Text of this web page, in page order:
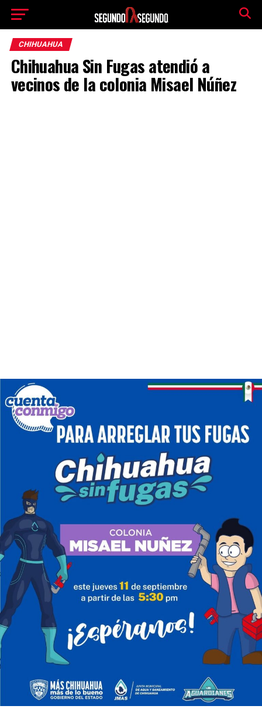
CHIHUAHUA
Chihuahua Sin Fugas atendió a
vecinos de la colonia Misael Núñez